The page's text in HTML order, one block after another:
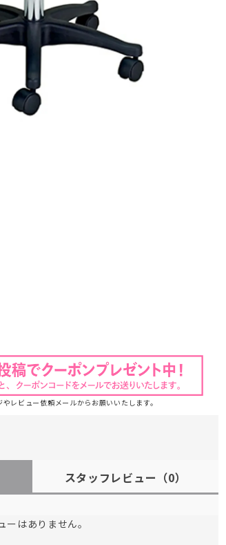
レビュー依頼メールからお願いいたします。
スタッフレビュー （0）
ーはありません。